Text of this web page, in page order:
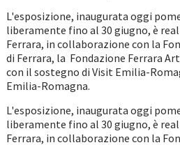
L'esposizione, inaugurata oggi
liberamente fino al 30 giugno, è
Ferrara, in collaborazione con la
di Ferrara, la Fondazione Ferrara
con il sostegno di Visit Emilia-
Emilia-Romagna.
L'esposizione, inaugurata oggi
liberamente fino al 30 giugno, è
Ferrara, in collaborazione con la